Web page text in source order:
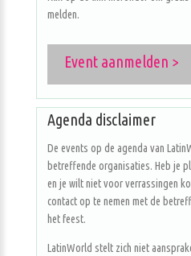
melden.
Event aanmelden >
Agenda disclaimer
De events op de agenda van
betreffende organisaties. Heb je
en je wilt niet voor verrassingen
contact op te nemen met de
het feest.
LatinWorld stelt zich niet